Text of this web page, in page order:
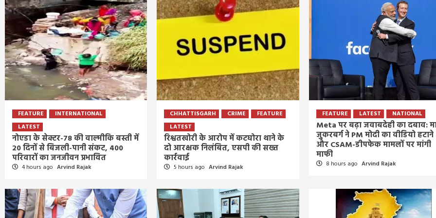
FEATURE
INTERNATIONAL
LATEST
नोएडा के सेक्टर-78 की वाल्मीकि बस्ती में
20 दिनों से बिजली-पानी संकट, 400
परिवारों का जनजीवन प्रभावित
4 hours ago Arvind Rajak
CHHATTISGARH CRIME
FEATURE
LATEST
रिश्वतखोरी के आरोप में कटघोरा थाने के
दो आरक्षक निलंबित, एसपी की सख्त
कार्रवाई
5 hours ago Arvind Rajak
FEATURE LATEST NATIONAL
Meta पर बढ़ा जवाबदेही का दबाव:
जुकरबर्ग ने PM मोदी का वीडियो हटाने
और CSAM-डीपफेक मामलों पर मांगी
माफी
8 hours ago Arvind Rajak